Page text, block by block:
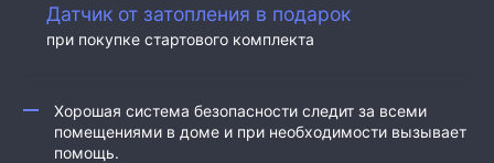
Датчик от затопления в подарок
при покупке стартового комплекта
Хорошая система безопасности следит за всеми
помещениями в доме и при необходимости вызывает
помощь.